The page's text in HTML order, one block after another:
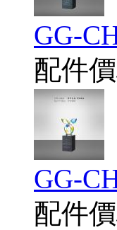
GG-
配件價
GG-
配件價